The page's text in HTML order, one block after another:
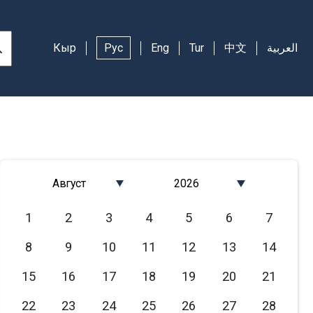
Кыр Рус Eng Tur 中文 العربية
Август
Март
Апрель
2026
2024
2023
1 2 3 4 5 6
7
8
9 10 11 12 13
14
15
16 17 18 19 20
21
22
23 24 25 26 27
28